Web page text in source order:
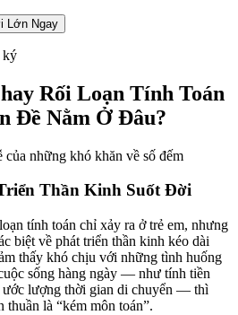
Lớn Ngay
ký
Rối Loạn Tính Toán
Đề Nằm Ở Đâu?
những khó khăn về số đếm
Thần Kinh Suốt Đời
tính toán chỉ xảy ra ở trẻ em, nhưng
biệt về phát triển thần kinh kéo dài
thấy khó chịu với những tình huống
sống hàng ngày — như tính tiền
ước lượng thời gian di chuyển — thì
thuần là “kém môn toán”.